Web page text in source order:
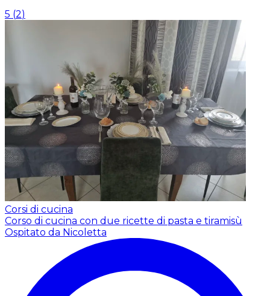
5 (2)
Corsi di cucina
Corso di cucina con due ricette di pasta e tiramisù
Ospitato da Nicoletta